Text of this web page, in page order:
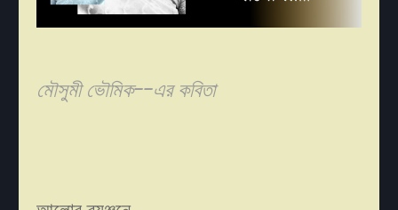
মৌসুমী ভৌমিক--এর কবিতা